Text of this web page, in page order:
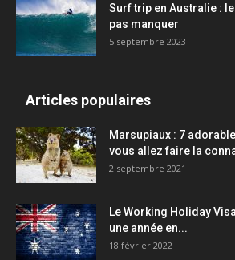
Surf trip en Australie :
pas manquer
5 septembre 2023
Articles populaires
Marsupiaux : 7
vous allez faire la
2 septembre 2021
Le Working Holiday
une année en...
18 février 2022